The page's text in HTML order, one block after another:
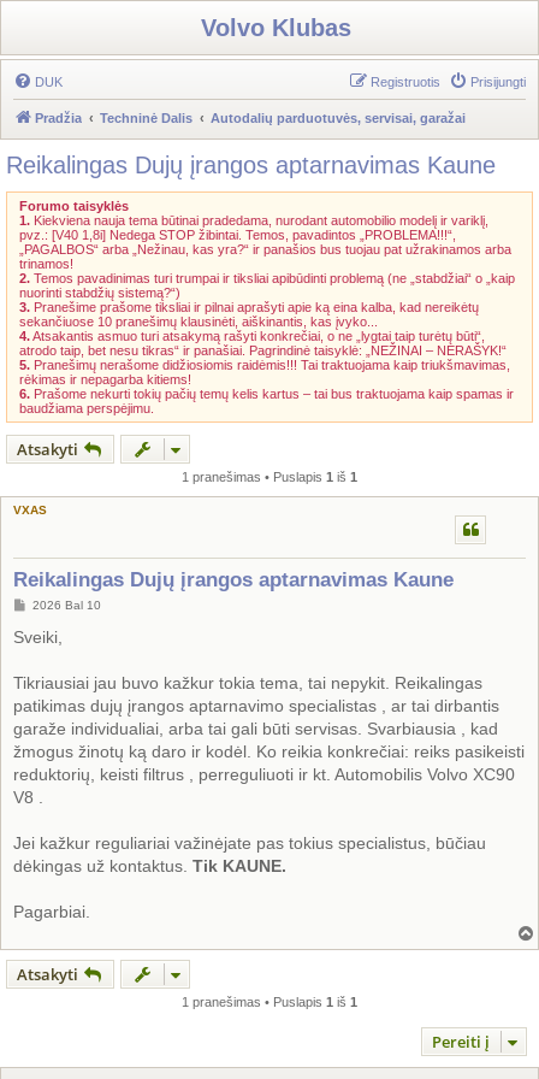
Volvo Klubas
DUK Prisijungti
Registruotis
Pradžia Techninė Dalis Autodalių parduotuvės, servisai, garažai
Reikalingas Dujų įrangos aptarnavimas Kaune
Forumo taisyklės
1. Kiekviena nauja tema būtinai pradedama, nurodant automobilio modelį ir variklį,
pvz.: [V40 1,8i] Nedega STOP žibintai. Temos, pavadintos „PROBLEMA!!!“,
„PAGALBOS“ arba „Nežinau, kas yra?“ ir panašios bus tuojau pat užrakinamos arba
trinamos!
2. Temos pavadinimas turi trumpai ir tiksliai apibūdinti problemą (ne „stabdžiai“ o „kaip
nuorinti stabdžių sistemą?“)
3. Pranešime prašome tiksliai ir pilnai aprašyti apie ką eina kalba, kad nereikėtų
sekančiuose 10 pranešimų klausinėti, aiškinantis, kas įvyko...
4.Atsakantis asmuo turi atsakymą rašyti konkrečiai, o ne „lygtai taip turėtų būti“,
atrodo taip, bet nesu tikras“ ir panašiai. Pagrindinė taisyklė: „NEŽINAI – NERAŠYK!“
5. Pranešimų nerašome didžiosiomis raidėmis!!! Tai traktuojama kaip triukšmavimas,
rėkimas ir nepagarba kitiems!
6. Prašome nekurti tokių pačių temų kelis kartus – tai bus traktuojama kaip spamas ir
baudžiama perspėjimu.
Atsakyti
1 pranešimas • Puslapis 1 iš 1
VXAS
Reikalingas Dujų įrangos aptarnavimas Kaune
S
a
n
a
r
t
n
ė
2026 Bal 10
Sveiki,
Tikriausiai jau buvo kažkur tokia tema, tai nepykit. Reikalingas
patikimas dujų įrangos aptarnavimo specialistas , ar tai dirbantis
garaže individualiai, arba tai gali būti servisas. Svarbiausia , kad
žmogus žinotų ką daro ir kodėl. Ko reikia konkrečiai: reiks pasikeisti
reduktorių, keisti filtrus , perreguliuoti ir kt. Automobilis Volvo XC90
V8 .
Jei kažkur reguliariai važinėjate pas tokius specialistus, būčiau
dėkingas už kontaktus. Tik KAUNE.
Pagarbiai.
Atsakyti
1 pranešimas • Puslapis 1 iš 1
Pereiti į